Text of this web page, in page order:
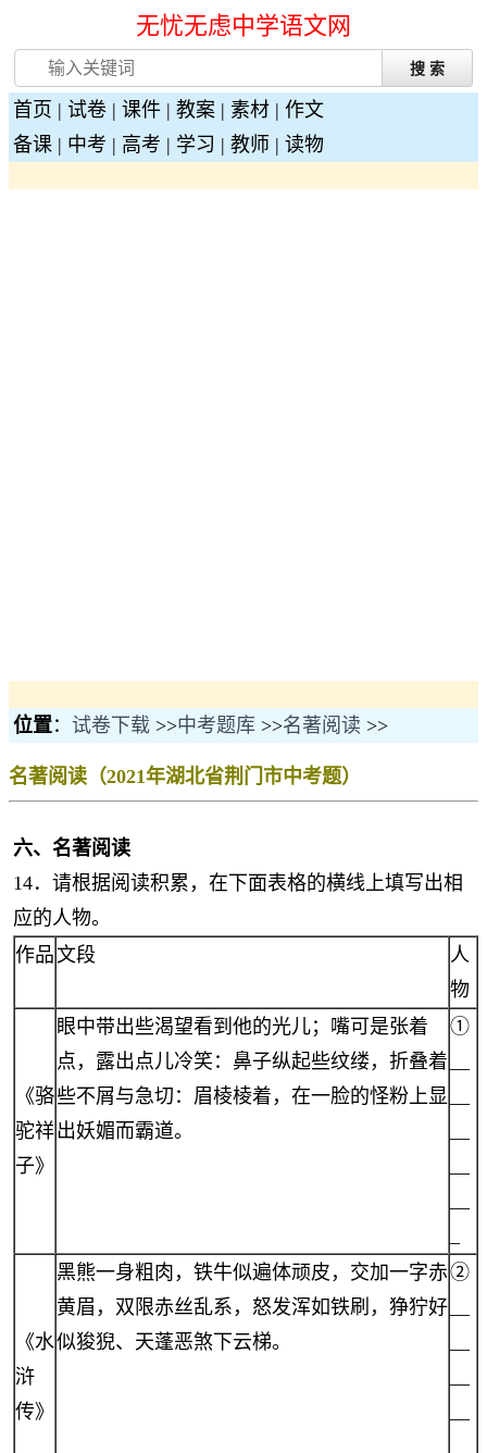
无忧无虑中学语文网
首页 | 试卷 | 课件 | 教案 | 素材 | 作文
备课 | 中考 | 高考 | 学习 | 教师 | 读物
位置： 试卷下载 >>中考题库 >>名著阅读 >>
名著阅读（2021年湖北省荆门市中考题）
六、名著阅读
14．请根据阅读积累，在下面表格的横线上填写出相
应的人物。
作品文段
人
物
《骆
驼祥
子》
眼中带出些渴望看到他的光儿；嘴可是张着
点，露出点儿冷笑：鼻子纵起些纹缕，折叠着
些不屑与急切：眉棱棱着，在一脸的怪粉上显
出妖媚而霸道。
①
《水
浒
传》
黑熊一身粗肉，铁牛似遍体顽皮，交加一字赤
黄眉，双限赤丝乱系，怒发浑如铁刷，狰狞好
似狻猊、天蓬恶煞下云梯。
②